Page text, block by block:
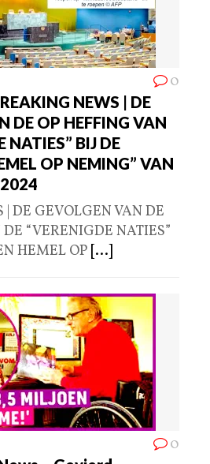
0
NEWS | DE
DE OP HEFFING VAN
NATIES” BIJ DE
OP NEMING” VAN
DE GEVOLGEN VAN DE
“VERENIGDE NATIES”
HEMEL OP [...]
0